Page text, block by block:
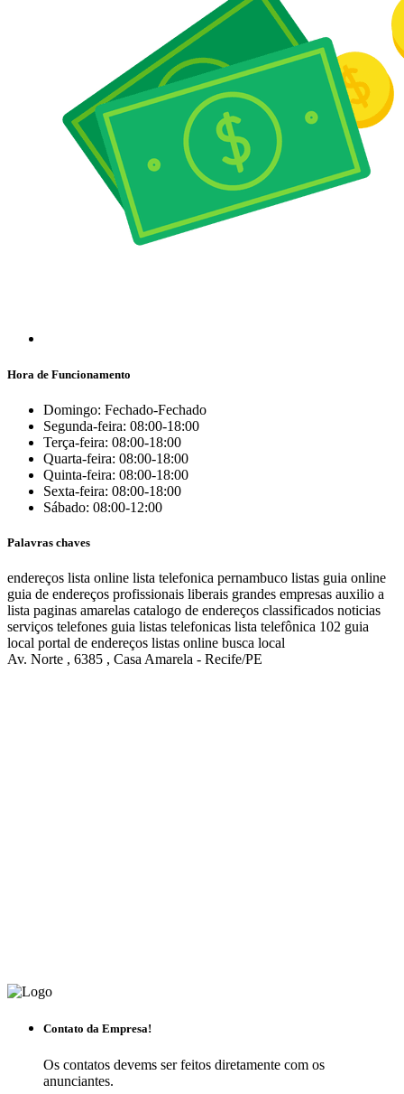
Hora de Funcionamento
Domingo: Fechado-Fechado
Segunda-feira: 08:00-18:00
Terça-feira: 08:00-18:00
Quarta-feira: 08:00-18:00
Quinta-feira: 08:00-18:00
Sexta-feira: 08:00-18:00
Sábado: 08:00-12:00
Palavras chaves
endereços lista online lista telefonica pernambuco listas guia online
guia de endereços profissionais liberais grandes empresas auxilio a
lista paginas amarelas catalogo de endereços classificados noticias
serviços telefones guia listas telefonicas lista telefônica 102 guia
local portal de endereços listas online busca local
Av. Norte , 6385 , Casa Amarela - Recife/PE
Contato da Empresa!
Os contatos devems ser feitos diretamente com os
anunciantes.